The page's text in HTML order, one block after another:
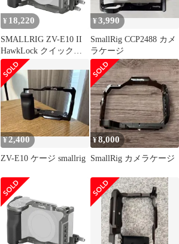
¥ 18,220
SMALLRIG ZV-E10 II
HawkLock クイックリ
リースケージキット
Sony ZV-E10 II用 HDMI
用ケーブルクランプ付
き 人間工学に基づいて
設計されたシリコンハ
ンドル内蔵 Arca QDソ
ケット用クイックリリ
ースプレート - 49
¥3,990
SmallRig CCP2488 カメ
ラケージ
¥2,400
ZV-E10 ケージ smallrig
¥8,000
SmallRig カメラケージ